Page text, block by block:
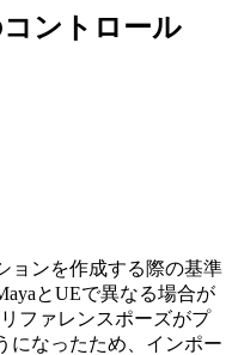
ントロール
ョンを作成する際の基準
とUEで異なる場合が
ファレンスポーズがプ
になったため、インポー